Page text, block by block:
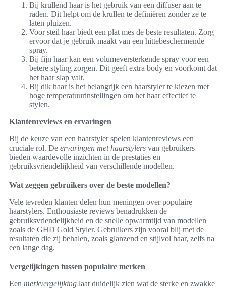
Bij krullend haar is het gebruik van een diffuser aan te
raden. Dit helpt om de krullen te definiëren zonder ze te
laten pluizen.
Voor steil haar biedt een plat mes de beste resultaten. Zorg
ervoor dat je gebruik maakt van een hittebeschermende
spray.
Bij fijn haar kan een volumeversterkende spray voor een
betere styling zorgen. Dit geeft extra body en voorkomt dat
het haar slap valt.
Bij dik haar is het belangrijk een haarstyler te kiezen met
hoge temperatuurinstellingen om het haar effectief te
stylen.
Klantenreviews en ervaringen
Bij de keuze van een haarstyler spelen klantenreviews een
cruciale rol. De ervaringen met haarstylers van gebruikers
bieden waardevolle inzichten in de prestaties en
gebruiksvriendelijkheid van verschillende modellen.
Wat zeggen gebruikers over de beste modellen?
Vele tevreden klanten delen hun meningen over populaire
haarstylers. Enthousiaste reviews benadrukken de
gebruiksvriendelijkheid en de snelle opwarmtijd van modellen
zoals de GHD Gold Styler. Gebruikers zijn vooral blij met de
resultaten die zij behalen, zoals glanzend en stijlvol haar, zelfs na
een lange dag.
Vergelijkingen tussen populaire merken
Een merkvergelijking laat duidelijk zien wat de sterke en zwakke